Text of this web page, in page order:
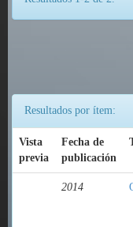
Resultados por ítem:
Vista
previa
Fecha de
publicación
2014